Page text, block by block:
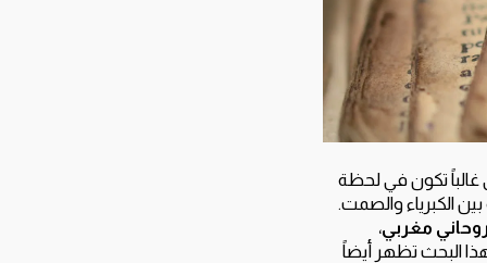
تكون في لحظة
الكبرياء والصمت.
مغربي،
البحث تظهر أيضاً